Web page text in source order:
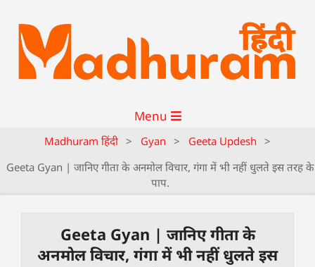
Menu
Madhuram हिंदी > Gyan > Geeta Updesh >
Geeta Gyan | जानिए गीता के अनमोल विचार, गंगा में भी नहीं धुलते इस तरह के
पाप.
Geeta Gyan | जानिए गीता के
अनमोल विचार, गंगा में भी नहीं धुलते इस